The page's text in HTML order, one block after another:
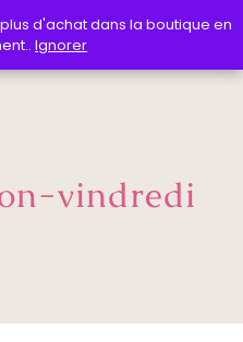
vindredi
plus d'achat dans la boutique en
Ignorer
plus d'achat dans la boutique en
Ignorer